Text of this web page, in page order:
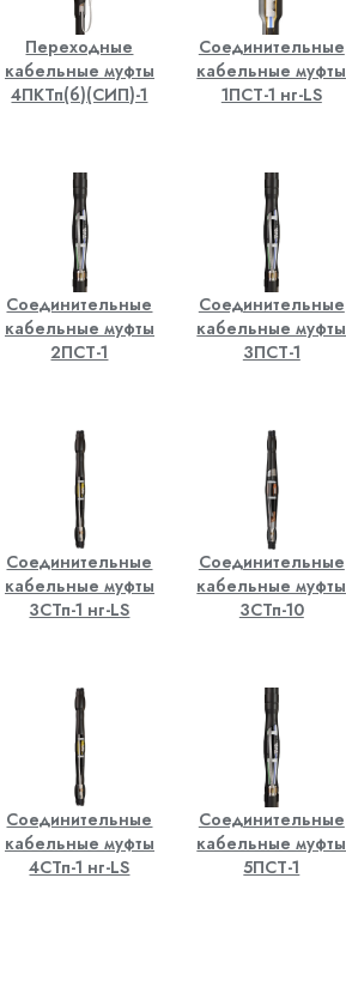
Переходные
кабельные муфты
4ПКТп(б)(СИП)-1
Соединительные
кабельные муфты
1ПCТ-1 нг-LS
Соединительные
кабельные муфты
2ПСТ-1
Соединительные
кабельные муфты
3ПСТ-1
Соединительные
кабельные муфты
3СТп-1 нг-LS
Соединительные
кабельные муфты
3СТп-10
Соединительные
кабельные муфты
4СТп-1 нг-LS
Соединительные
кабельные муфты
5ПСТ-1